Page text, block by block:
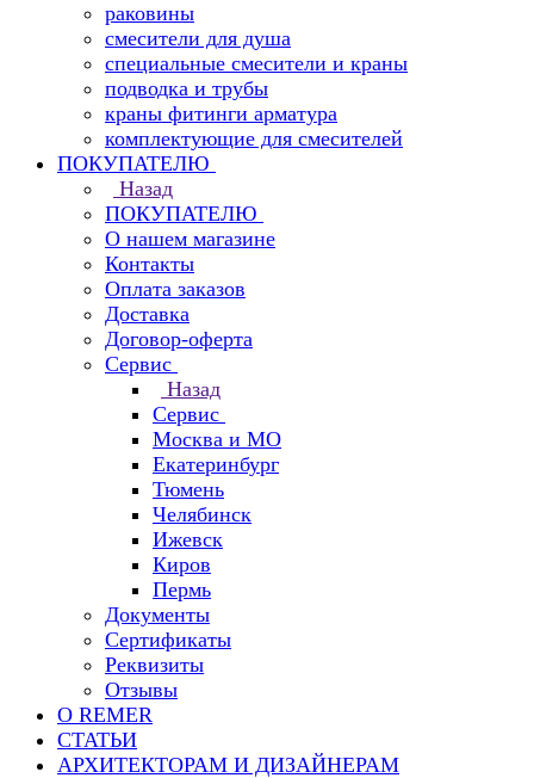
раковины
смесители для душа
специальные смесители и краны
подводка и трубы
краны фитинги арматура
комплектующие для смесителей
ПОКУПАТЕЛЮ
Назад
ПОКУПАТЕЛЮ
О нашем магазине
Контакты
Оплата заказов
Доставка
Договор-оферта
Сервис
Назад
Сервис
Москва и МО
Екатеринбург
Тюмень
Челябинск
Ижевск
Киров
Пермь
Документы
Сертификаты
Реквизиты
Отзывы
О REMER
СТАТЬИ
АРХИТЕКТОРАМ И ДИЗАЙНЕРАМ